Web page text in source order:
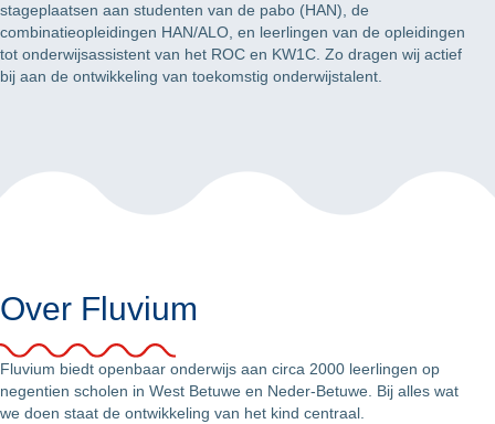
stageplaatsen aan studenten van de pabo (HAN), de
combinatieopleidingen HAN/ALO, en leerlingen van de opleidingen
tot onderwijsassistent van het ROC en KW1C. Zo dragen wij actief
bij aan de ontwikkeling van toekomstig onderwijstalent.
Over Fluvium
Fluvium biedt openbaar onderwijs aan circa 2000 leerlingen op
negentien scholen in West Betuwe en Neder-Betuwe. Bij alles wat
we doen staat de ontwikkeling van het kind centraal.